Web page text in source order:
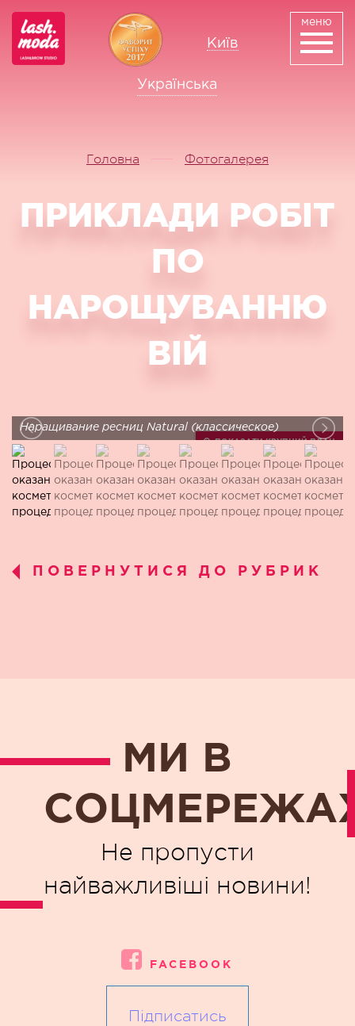
меню
Українська
Київ
Головна Фотогалерея
ПРИКЛАДИ РОБІТ
ПО
НАРОЩУВАННЮ
ВІЙ
ПОКАЗАТИ КРУПНИЙ ПЛАН
Наращивание ресниц Natural (классическое)
ПОВЕРНУТИСЯ ДО РУБРИК
МИ В
Не пропусти
найважливіші новини!
FACEBOOK
Підписатись